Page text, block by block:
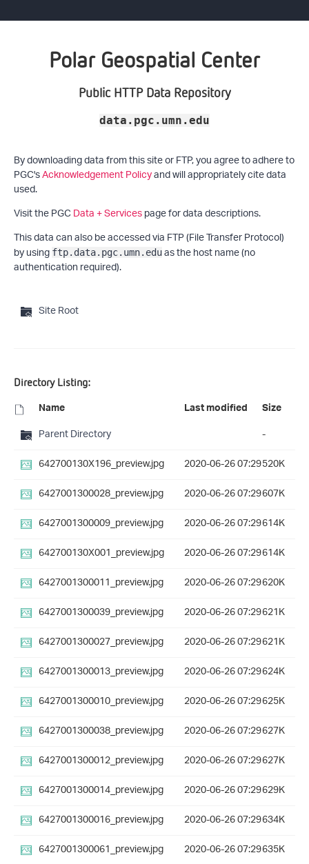
Polar Geospatial Center
Public HTTP Data Repository
data.pgc.umn.edu
By downloading data from this site or FTP, you agree to adhere to
PGC'sAcknowledgement Policyand will appropriately cite data
used.
Visit the PGCData + Servicespage for data descriptions.
This data can also be accessed via FTP (File Transfer Protocol)
by using ftp.data.pgc.umn.eduas the host name (no
authentication required).
Site Root
Directory Listing:
Name Last modified Size
Parent Directory
-
642700130X196_preview.jpg
2020-06-26 07:29520K
6427001300028_preview.jpg
2020-06-26 07:29607K
6427001300009_preview.jpg
2020-06-26 07:29614K
642700130X001_preview.jpg
2020-06-26 07:29614K
6427001300011_preview.jpg
2020-06-26 07:29620K
6427001300039_preview.jpg
2020-06-26 07:29621K
6427001300027_preview.jpg
2020-06-26 07:29621K
6427001300013_preview.jpg
2020-06-26 07:29624K
6427001300010_preview.jpg
2020-06-26 07:29625K
6427001300038_preview.jpg
2020-06-26 07:29627K
6427001300012_preview.jpg
2020-06-26 07:29627K
6427001300014_preview.jpg
2020-06-26 07:29629K
6427001300016_preview.jpg
2020-06-26 07:29634K
6427001300061_preview.jpg
2020-06-26 07:29635K